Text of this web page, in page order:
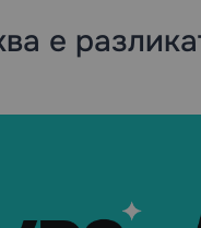
е